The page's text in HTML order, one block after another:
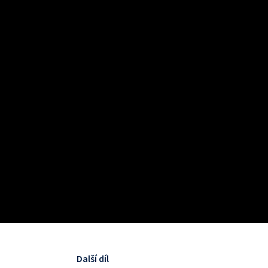
Další díl